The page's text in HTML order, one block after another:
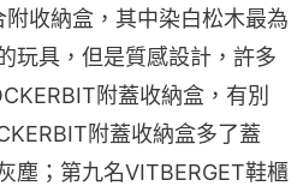
收納盒，其中染白松木最為
玩具，但是質感設計，許多
附蓋收納盒，有別
附蓋收納盒多了蓋
塵；第九名VITBERGET鞋櫃